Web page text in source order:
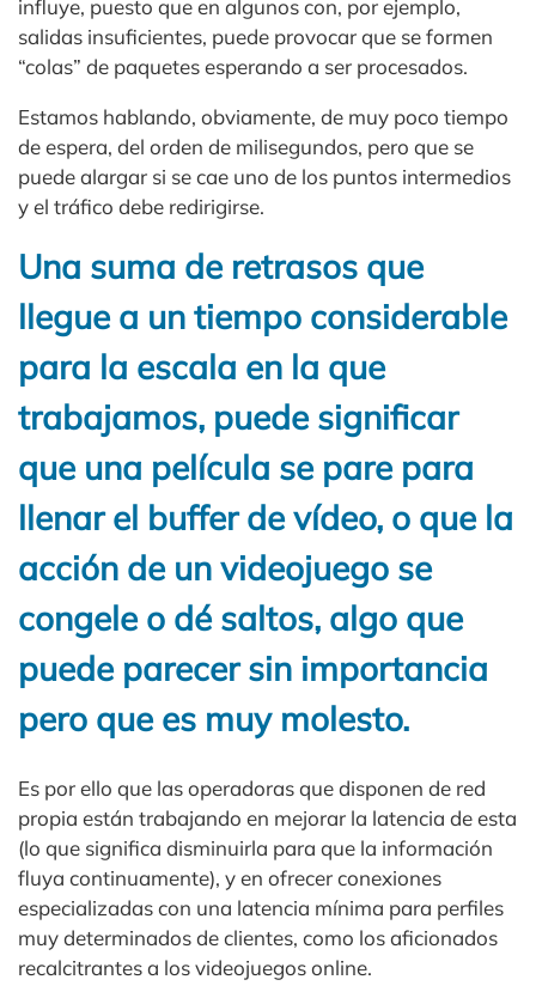
influye, puesto que en algunos con, por ejemplo,
salidas insuficientes, puede provocar que se formen
“colas” de paquetes esperando a ser procesados.
Estamos hablando, obviamente, de muy poco tiempo
de espera, del orden de milisegundos, pero que se
puede alargar si se cae uno de los puntos intermedios
y el tráfico debe redirigirse.
Una suma de retrasos que
llegue a un tiempo considerable
para la escala en la que
trabajamos, puede significar
que una película se pare para
llenar el buffer de vídeo, o que la
acción de un videojuego se
congele o dé saltos, algo que
puede parecer sin importancia
pero que es muy molesto.
Es por ello que las operadoras que disponen de red
propia están trabajando en mejorar la latencia de esta
(lo que significa disminuirla para que la información
fluya continuamente), y en ofrecer conexiones
especializadas con una latencia mínima para perfiles
muy determinados de clientes, como los aficionados
recalcitrantes a los videojuegos online.